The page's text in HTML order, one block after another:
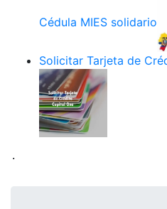
Cédula MIES solidario
Solicitar Tarjeta de
.